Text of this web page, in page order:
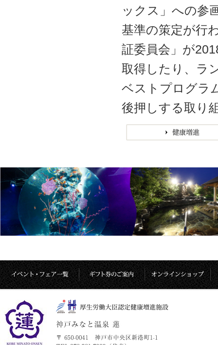
ックス」への参
基準の策定が行
証委員会」が
取得したり、ラ
ベストプログラ
後押しする取り